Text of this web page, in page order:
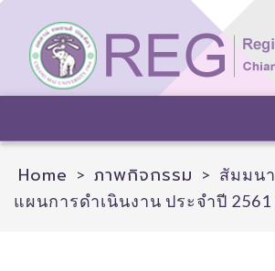
Skip
content
Home > ภาพกิจกรรม > สัมมน
แผนการดำเนินงาน ประจำปี